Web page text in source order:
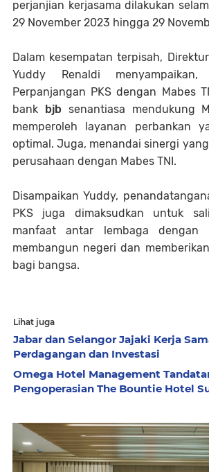
perjanjian kerjasama dilakukan
29 November 2023 hingga 29
Dalam kesempatan terpisah,
Yuddy Renaldi menyampaikan,
Perpanjangan PKS dengan Mabes
bank bjb senantiasa mendukung
memperoleh layanan perbankan
optimal. Juga, menandai sinergi
perusahaan dengan Mabes TNI.
Disampaikan Yuddy,
PKS juga dimaksudkan untuk
manfaat antar lembaga dengan
membangun negeri dan
bagi bangsa.
Lihat juga
Jabar dan Selangor Jajaki Kerja
Perdagangan dan Investasi
Omega Hotel Management
Pengoperasian The Bountie Hotel